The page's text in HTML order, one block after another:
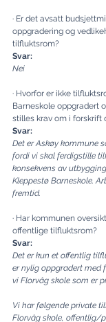
· Er det avsatt
oppgradering og
tilfluktsrom?
Svar:
Nei
· Hvorfor er ikke
Barneskole oppgradert
stilles krav om i forskrift
Svar:
Det er Askøy kommune
fordi vi skal ferdigstille
konsekvens av
Kleppestø Barneskole.
fremtid.
· Har kommunen
offentlige tilfluktsrom?
Svar:
Det er kun et offentlig
er nylig oppgradert med
vi Florvåg skole som er
Vi har følgende private
Florvåg skole, offentlig/